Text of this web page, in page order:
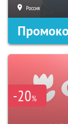
Россия
-20%